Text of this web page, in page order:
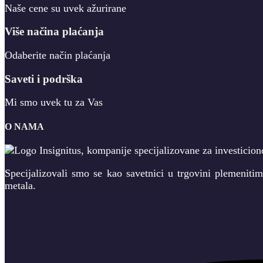
Naše cene su uvek ažurirane
Više načina plaćanja
Odaberite način plaćanja
Saveti i podrška
Mi smo uvek tu za Vas
O NAMA
Specijalizovali smo se kao savetnici u trgovini
metala.